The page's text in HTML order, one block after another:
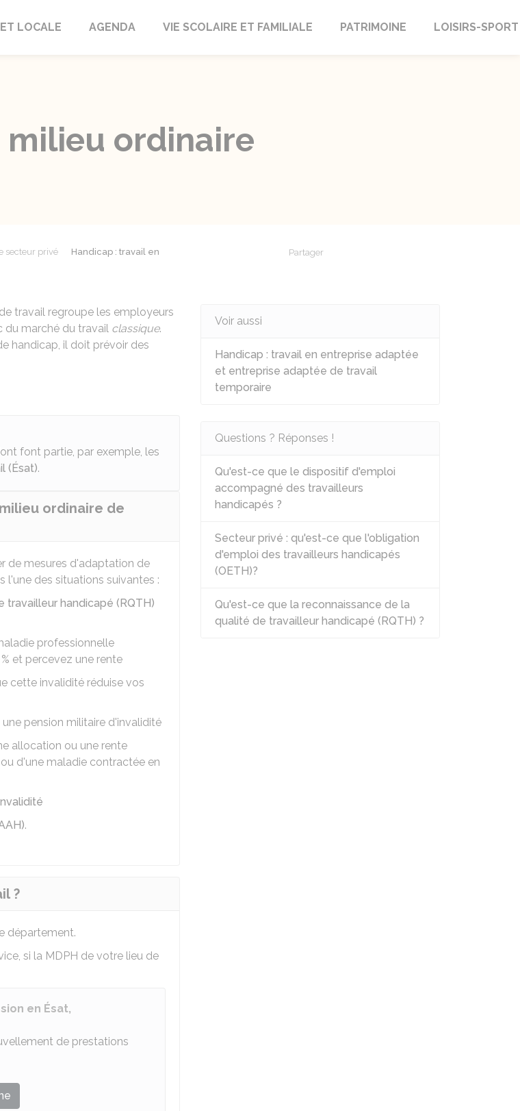
LOCALE AGENDA VIE SCOLAIRE ET FAMILIALE PATRIMOINE LOISIRS-SPORT
milieu ordinaire
secteur privé
Handicap : travail en
Partager
travail regroupe les employeurs
du marché du travail classique.
handicap, il doit prévoir des
font partie, par exemple, les
(Ésat).
ordinaire de
de mesures d'adaptation de
des situations suivantes :
handicapé (RQTH)
professionnelle
et percevez une rente
cette invalidité réduise vos
pension militaire d'invalidité
allocation ou une rente
d'une maladie contractée en
.
?
département.
si la MDPH de votre lieu de
en Ésat,
de prestations
Voir aussi
Handicap : travail en entreprise adaptée
et entreprise adaptée de travail
temporaire
Questions ? Réponses !
Qu'est-ce que le dispositif d'emploi
accompagné des travailleurs
handicapés ?
Secteur privé : qu'est-ce que l'obligation
d'emploi des travailleurs handicapés
(OETH)?
Qu'est-ce que la reconnaissance de la
qualité de travailleur handicapé (RQTH) ?